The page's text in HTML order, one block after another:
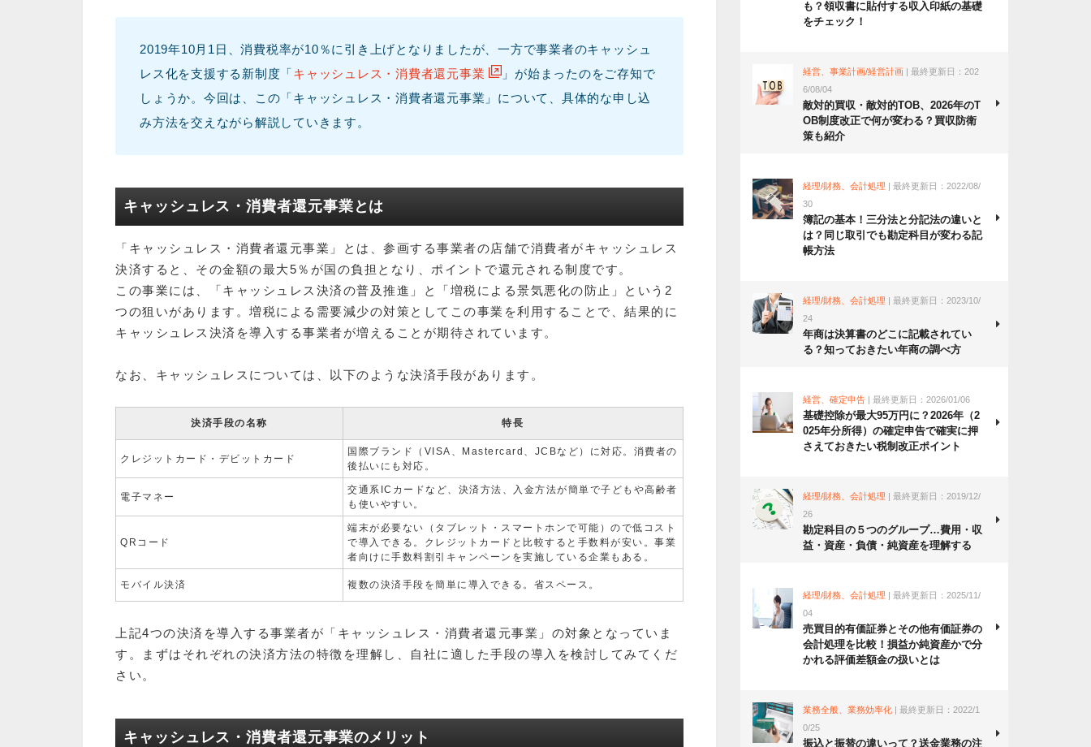
2019年10月1日、消費税率が10％に引き上げとなりましたが、一方で事業者のキャッシュ
レス化を支援する新制度「キャッシュレス・消費者還元事業
」が始まったのをご存知で
しょうか。今回は、この「キャッシュレス・消費者還元事業」について、具体的な申し込
み方法を交えながら解説していきます。
キャッシュレス・消費者還元事業とは
「キャッシュレス・消費者還元事業」とは、参画する事業者の店舗で消費者がキャッシュレス
決済すると、その金額の最大5％が国の負担となり、ポイントで還元される制度です。
この事業には、「キャッシュレス決済の普及推進」と「増税による景気悪化の防止」という2
つの狙いがあります。増税による需要減少の対策としてこの事業を利用することで、結果的に
キャッシュレス決済を導入する事業者が増えることが期待されています。
なお、キャッシュレスについては、以下のような決済手段があります。
決済手段の名称 特長
クレジットカード・デビットカード
国際ブランド（VISA、Mastercard、JCBなど）に対応。消費者の
後払いにも対応。
電子マネー
交通系ICカードなど、決済方法、入金方法が簡単で子どもや高齢者
も使いやすい。
QRコード
端末が必要ない（タブレット・スマートホンで可能）ので低コスト
で導入できる。クレジットカードと比較すると手数料が安い。事業
者向けに手数料割引キャンペーンを実施している企業もある。
モバイル決済 複数の決済手段を簡単に導入できる。省スペース。
上記4つの決済を導入する事業者が「キャッシュレス・消費者還元事業」の対象となっていま
す。まずはそれぞれの決済方法の特徴を理解し、自社に適した手段の導入を検討してみてくだ
さい。
キャッシュレス・消費者還元事業のメリット
も？領収書に貼付する収入印紙の基礎
をチェック！
経営、事業計画/経営計画 | 最終更新日：202
6/08/04
敵対的買収・敵対的TOB、2026年のT
OB制度改正で何が変わる？買収防衛
策も紹介
経理/財務、会計処理 | 最終更新日：2022/08/
30
簿記の基本！三分法と分記法の違いと
は？同じ取引でも勘定科目が変わる記
帳方法
経理/財務、会計処理 | 最終更新日：2023/10/
24
年商は決算書のどこに記載されてい
る？知っておきたい年商の調べ方
経営、確定申告 | 最終更新日：2026/01/06
基礎控除が最大95万円に？2026年（2
025年分所得）の確定申告で確実に押
さえておきたい税制改正ポイント
経理/財務、会計処理 | 最終更新日：2019/12/
26
勘定科目の５つのグループ…費用・収
益・資産・負債・純資産を理解する
経理/財務、会計処理 | 最終更新日：2025/11/
04
売買目的有価証券とその他有価証券の
会計処理を比較！損益か純資産かで分
かれる評価差額金の扱いとは
業務全般、業務効率化 | 最終更新日：2022/1
0/25
振込と振替の違いって？送金業務の注